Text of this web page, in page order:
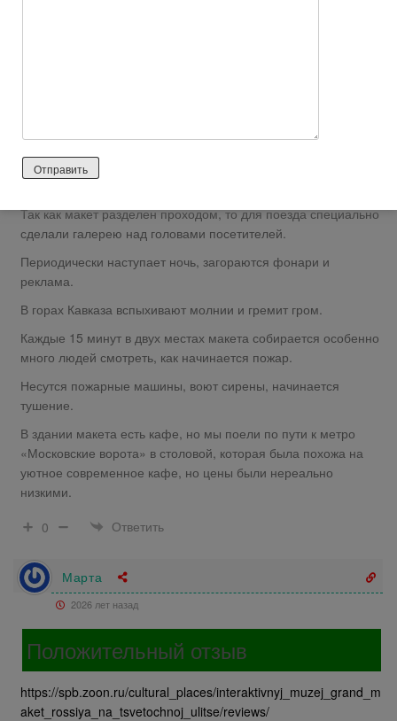
Едут автобусы, поезда, электрички и даже метро.
Особенно нас поразил поезд с самым длинным маршрутом в
мире Москва – Владивосток.
Так как макет разделен проходом, то для поезда специально
сделали галерею над головами посетителей.
Периодически наступает ночь, загораются фонари и
реклама.
В горах Кавказа вспыхивают молнии и гремит гром.
Каждые 15 минут в двух местах макета собирается особенно
много людей смотреть, как начинается пожар.
Несутся пожарные машины, воют сирены, начинается
тушение.
В здании макета есть кафе, но мы поели по пути к метро
«Московские ворота» в столовой, которая была похожа на
уютное современное кафе, но цены были нереально
низкими.
0
Ответить
Марта
2026 лет назад
Положительный отзыв
https://spb.zoon.ru/cultural_places/interaktivnyj_muzej_grand_m
aket_rossiya_na_tsvetochnoj_ulitse/reviews/